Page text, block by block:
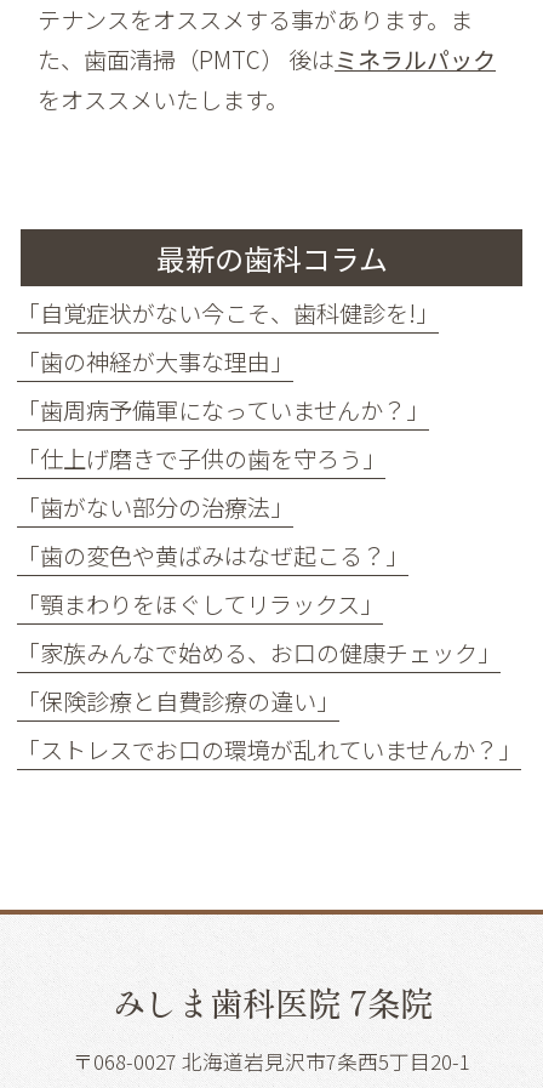
テナンスをオススメする事があります。ま
た、歯面清掃（PMTC） 後はミネラルパック
をオススメいたします。
最新の歯科コラム
「自覚症状がない今こそ、歯科健診を!」
「歯の神経が大事な理由」
「歯周病予備軍になっていませんか？」
「仕上げ磨きで子供の歯を守ろう」
「歯がない部分の治療法」
「歯の変色や黄ばみはなぜ起こる？」
「顎まわりをほぐしてリラックス」
「家族みんなで始める、お口の健康チェック」
「保険診療と自費診療の違い」
「ストレスでお口の環境が乱れていませんか？」
みしま歯科医院 7条院
〒068-0027 北海道岩見沢市7条西5丁目20-1